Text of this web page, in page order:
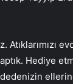
Hediye